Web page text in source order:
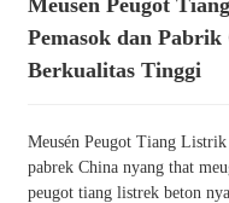
Meusén Peugot
Pemasok dan
Berkualitas Tinggi
Meusén Peugot Tiang
pabrek China nyang that
peugot tiang listrek beton